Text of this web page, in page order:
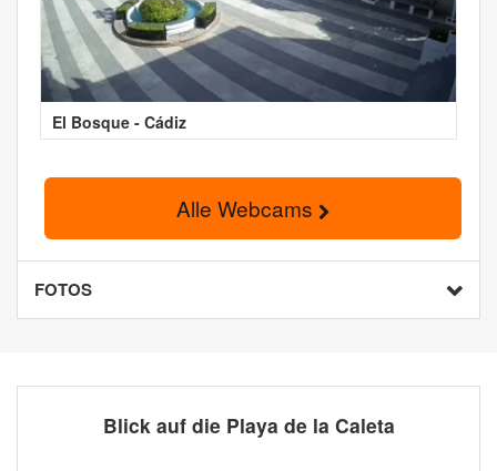
El Bosque - Cádiz
Alle Webcams
FOTOS
Blick auf die Playa de la Caleta